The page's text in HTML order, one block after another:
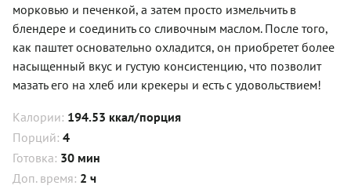
морковью и печенкой, а затем просто измельчить в
блендере и соединить со сливочным маслом. После того,
как паштет основательно охладится, он приобретет более
насыщенный вкус и густую консистенцию, что позволит
мазать его на хлеб или крекеры и есть с удовольствием!
Калории: 194.53 ккал/порция
Порций: 4
Готовка: 30 мин
Доп. время: 2 ч